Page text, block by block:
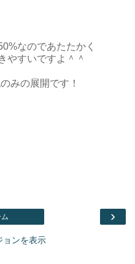
なのであたたかく
やすいですよ＾＾
みの展開です！
›
ョンを表示